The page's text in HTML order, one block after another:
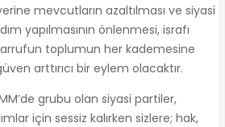
mevcutların azaltılması ve siyasi
yapılmasının önlenmesi, israfı
toplumun her kademesine
arttırıcı bir eylem olacaktır.
grubu olan siyasi partiler,
için sessiz kalırken sizlere; hak,